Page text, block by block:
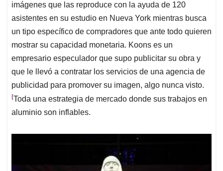
imágenes que las reproduce con la ayuda de 120
asistentes en su estudio en Nueva York mientras busca
un tipo específico de compradores que ante todo quieren
mostrar su capacidad monetaria. Koons es un
empresario especulador que supo publicitar su obra y
que le llevó a contratar los servicios de una agencia de
publicidad para promover su imagen, algo nunca visto.
[Toda una estrategia de mercado donde sus trabajos en
aluminio son inflables.